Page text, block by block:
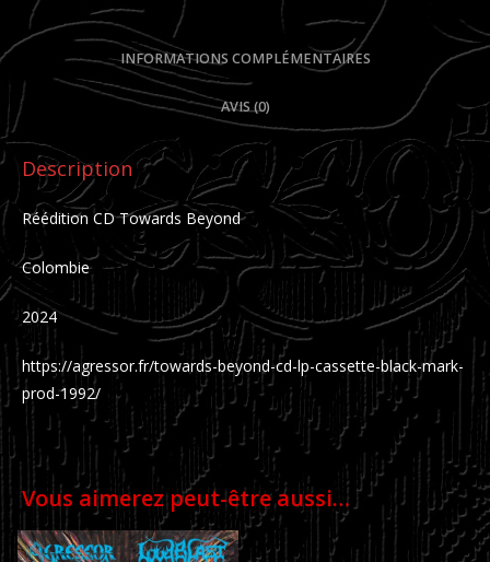
DESCRIPTION
INFORMATIONS COMPLÉMENTAIRES
AVIS (0)
Description
Réédition CD Towards Beyond
Colombie
2024
https://agressor.fr/towards-beyond-cd-lp-cassette-black-mark-
prod-1992/
Vous aimerez peut-être aussi…